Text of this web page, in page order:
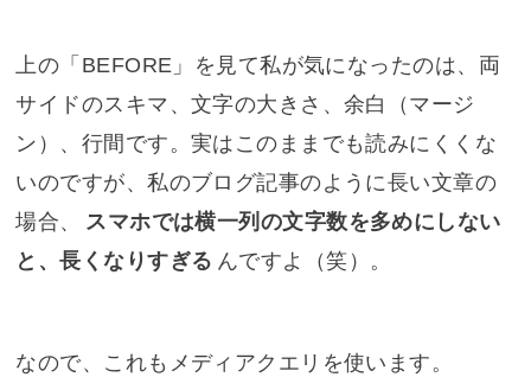
上の「BEFORE」を見て私が気になったのは、両
サイドのスキマ、文字の大きさ、余白（マージ
ン）、行間です。実はこのままでも読みにくくな
いのですが、私のブログ記事のように長い文章の
場合、
スマホでは横一列の文字数を多めにしない
と、長くなりすぎる んですよ（笑）。
なので、これもメディアクエリを使います。